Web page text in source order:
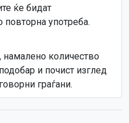
ќе бидат
употреба.
намалено количество
и почист изглед
граѓани.